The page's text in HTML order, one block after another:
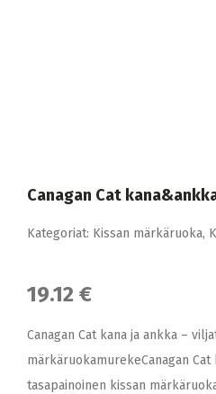
Canagan Cat
Kategoriat: Kissan märkäruoka,
19.12 €
Canagan Cat kana ja ankka –
märkäruokamurekeCanagan
tasapainoinen kissan